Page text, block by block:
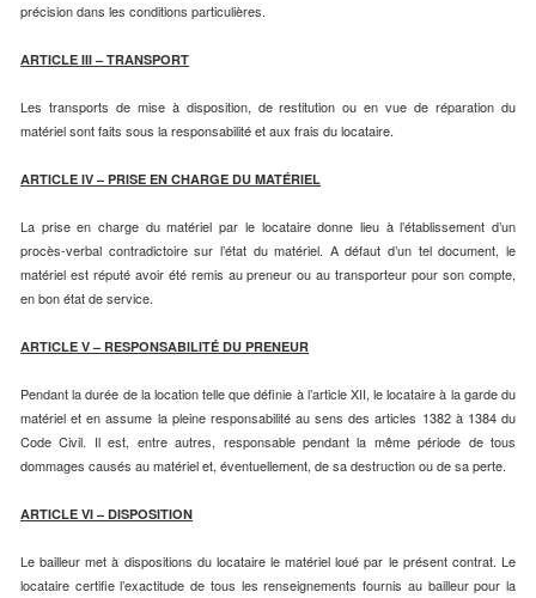
précision dans les conditions particulières.
ARTICLE III – TRANSPORT
Les transports de mise à disposition, de restitution ou en vue de réparation du
matériel sont faits sous la responsabilité et aux frais du locataire.
ARTICLE IV – PRISE EN CHARGE DU MATÉRIEL
La prise en charge du matériel par le locataire donne lieu à l’établissement d’un
procès-verbal contradictoire sur l’état du matériel. A défaut d’un tel document, le
matériel est réputé avoir été remis au preneur ou au transporteur pour son compte,
en bon état de service.
ARTICLE V – RESPONSABILITÉ DU PRENEUR
Pendant la durée de la location telle que définie à l’article XII, le locataire à la garde du
matériel et en assume la pleine responsabilité au sens des articles 1382 à 1384 du
Code Civil. Il est, entre autres, responsable pendant la même période de tous
dommages causés au matériel et, éventuellement, de sa destruction ou de sa perte.
ARTICLE VI – DISPOSITION
Le bailleur met à dispositions du locataire le matériel loué par le présent contrat. Le
locataire certifie l’exactitude de tous les renseignements fournis au bailleur pour la